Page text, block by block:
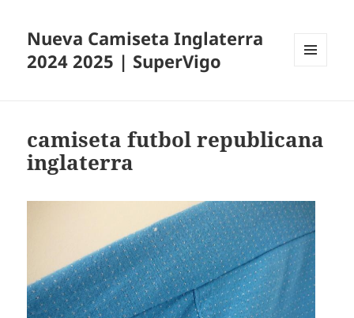
Nueva Camiseta Inglaterra
2024 2025 | SuperVigo
camiseta futbol republicana
inglaterra